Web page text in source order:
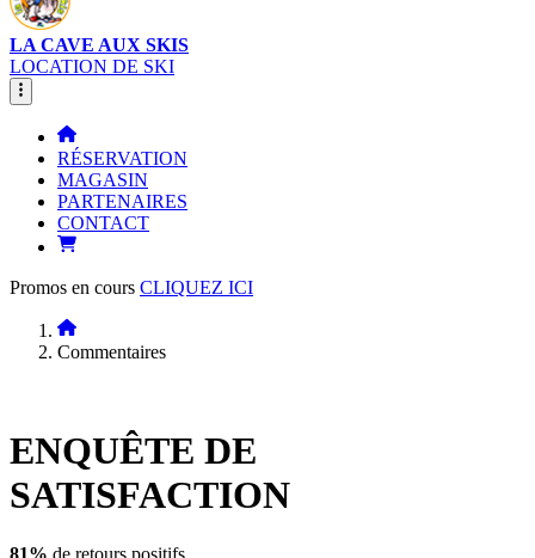
LA CAVE AUX SKIS
LOCATION DE SKI
RÉSERVATION
MAGASIN
PARTENAIRES
CONTACT
Promos en cours CLIQUEZ ICI
Commentaires
ENQUÊTE DE
SATISFACTION
81% de retours positifs.